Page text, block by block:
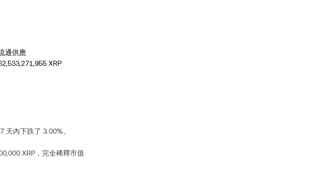
通供應
XRP
天內下跌了 3.00%。
XRP ，完全稀釋市值